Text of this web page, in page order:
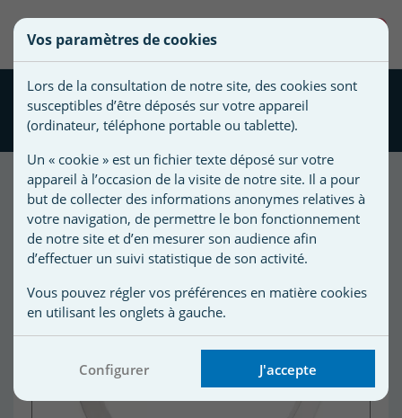
Bride PDFX9737 bonde de
fond Cofies HAYWARD
Créer une nouvelle liste
une
liste
Nom de
d'envies
Vous
devez
être
connecté
pour
ajouter
des
produits
à
votre
liste
Vos paramètres de cookies
Lors de la consultation de notre site, des cookies sont
susceptibles d’être déposés sur votre appareil
(ordinateur, téléphone portable ou tablette).
Un « cookie » est un fichier texte déposé sur votre
appareil à l’occasion de la visite de notre site. Il a pour
but de collecter des informations anonymes relatives à
votre navigation, de permettre le bon fonctionnement
de notre site et d’en mesurer son audience afin
d’effectuer un suivi statistique de son activité.
Vous pouvez régler vos préférences en matière cookies
en utilisant les onglets à gauche.
Configurer J'accepte